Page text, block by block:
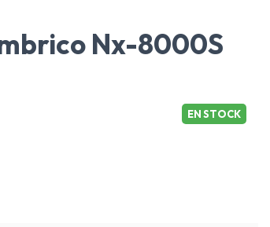
Nx-8000S
EN STOCK